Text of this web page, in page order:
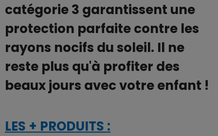
catégorie 3 garantissent une
protection parfaite contre les
rayons nocifs du soleil. Il ne
reste plus qu'à profiter des
beaux jours avec votre enfant !
LES + PRODUITS :